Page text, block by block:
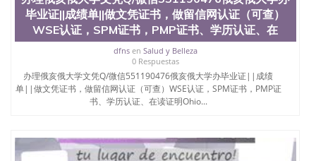
公司专业制作、办理、仿制、成绩单文凭、改成绩、
教育部学历学位认证、毕业证、成绩单、文凭、学历
文凭、假文凭假毕业证假学历书制作、假制作、办
理、仿制学位证书、毕业证文凭、文凭毕业证、毕业
证认证、留服认证、使馆认证、使馆证明、使馆留学
回国人员证明、留学生认证、学历认证、文凭认证学
位认证、留学生学历认证、留学生学位认证、英国文
凭学历、美国文凭学历、澳洲文凭学历、加拿大文凭
University）圣何塞州立大学毕业证（San Jose State
University）圣何塞州立大学毕业证（San Jose State
毕业证||成绩单||做文凭证书，做留信网认证（可查）
WSE认证，SPM证书，PMP证书、学历认证、在
dfnsen Salud y Belleza
0 Respuestas
办理俄亥俄大学文凭Q/微信551190476俄亥俄大学办毕业证||成绩
单||做文凭证书，做留信网认证（可查）WSE认证，SPM证书，PMP证
书、学历认证、在读证明Ohio...